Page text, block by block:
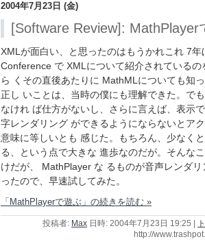
2004年7月23日 (金)
[Software Review]: MathPlayer
XMLが面白い、と思ったのはもうかれこれ 7
Conference で XMLについて紹介されている
ら くその直後あたりに MathMLについても知
正し いことは、当時の僕にも理解できた。で
なけれ ば仕方がないし、さらに言えば、表示
字レンダリング ができるようにならないとア
意味に等しいとも 感じた。もちろん、少なく
る、という点で大きな 進歩なのだが。そんな
けだが、 MathPlayer な るものが音声レンダ
ったので、早速試してみた。
「MathPlayerで遊ぶ」の続きを読む »
投稿者: Max 日時: 2004年7月23日 19:25
http://